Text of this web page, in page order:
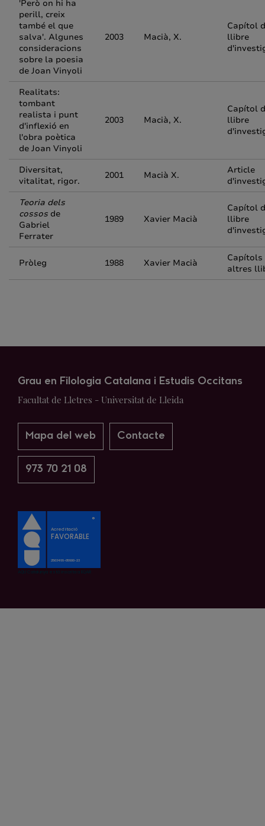
'Però on hi ha
perill, creix
també el que
salva'. Algunes
consideracions
sobre la poesia
de Joan Vinyoli
2003 Macià, X.
Capítol
llibre
Realitats:
tombant
realista i punt
d'inflexió en
l'obra poètica
de Joan Vinyoli
2003 Macià, X.
Capítol
llibre
Diversitat,
vitalitat, rigor.
2001 Macià X.
Article
Teoria dels
cossos de
Gabriel
Ferrater
1989 Xavier Macià
Capítol
llibre
Pròleg 1988 Xavier Macià
Capítols
altres
Grau en Filologia Catalana i Estudis Occitans
Facultat de Lletres - Universitat de Lleida
Mapa del web Contacte
973 70 21 08